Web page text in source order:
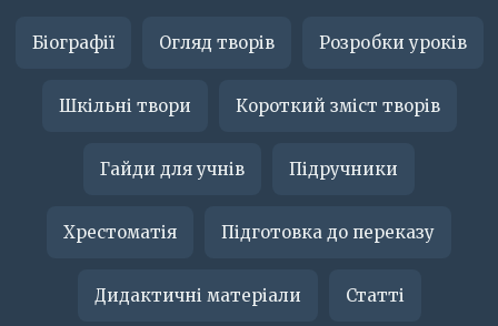
Біографії Огляд творів Розробки уроків
Шкільні твори Короткий зміст творів
Гайди для учнів Підручники
Хрестоматія Підготовка до переказу
Дидактичні матеріали Статті